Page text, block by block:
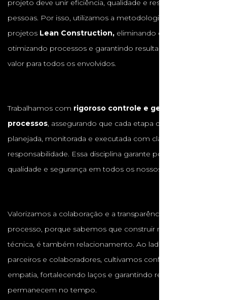
projeto deve unir eficiência, qualidade e respeito às
pessoas. Por isso, utilizamos a metodologia de gestão de
projetos Lean Construction, eliminando desperdícios,
otimizando processos e garantindo resultados com maior
valor para todos os envolvidos.
Trabalhamos com rigoroso controle e gestão de
processos, assegurando que cada etapa da obra seja
planejada, monitorada e executada com clareza e
responsabilidade. Essa disciplina garante pontualidade,
qualidade e segurança em todos os nossos projetos.
Valorizamos a colaboração e a transparência em cada
processo, porque sabemos que construir não é apenas
técnica, é também relacionamento. Ao lado de clientes,
parceiros e colaboradores, cultivamos confiança, respeito e
empatia, fortalecendo laços e garantindo resultados que
permanecem no tempo.